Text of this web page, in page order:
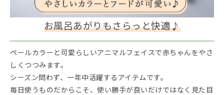
お風呂あがりもさらっと快適♪
ペールカラーと可愛らしいアニマルフェイスで赤ちゃんをやさ
しくつつみます。
シーズン問わず、一年中活躍するアイテムです。
毎日使うものだからこそ、使い勝手が良いだけではなく見た目